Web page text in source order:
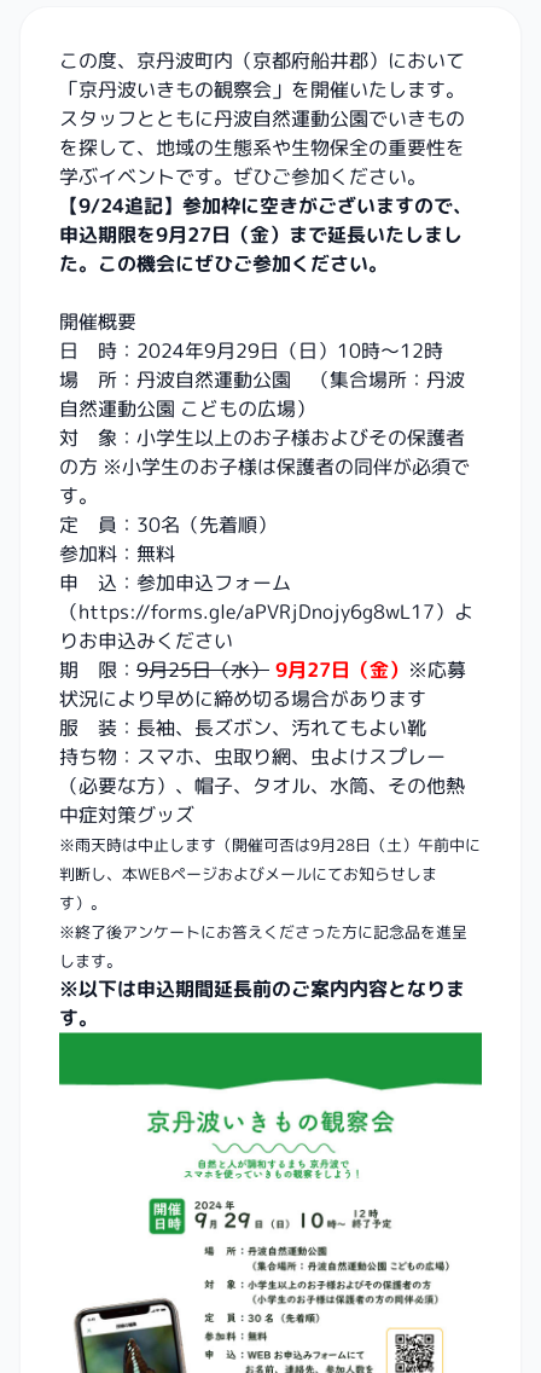
この度、京丹波町内（京都府船井郡）において
「京丹波いきもの観察会」を開催いたします。
スタッフとともに丹波自然運動公園でいきもの
を探して、地域の生態系や生物保全の重要性を
学ぶイベントです。ぜひご参加ください。
【9/24追記】参加枠に空きがございますので、
申込期限を9月27日（金）まで延長いたしまし
た。この機会にぜひご参加ください。
開催概要
日 時：2024年9月29日（日）10時～12時
場 所：丹波自然運動公園 （集合場所：丹波
自然運動公園 こどもの広場）
対 象：小学生以上のお子様およびその保護者
の方 ※小学生のお子様は保護者の同伴が必須で
す。
定 員：30名（先着順）
参加料：無料
申 込：参加申込フォーム
（https://forms.gle/aPVRjDnojy6g8wL17）よ
りお申込みください
期 限： 9月25日（水） 9月27日（金） ※応募
状況により早めに締め切る場合があります
服 装：長袖、長ズボン、汚れてもよい靴
持ち物：スマホ、虫取り網、虫よけスプレー
（必要な方）、帽子、タオル、水筒、その他熱
中症対策グッズ
※雨天時は中止します（開催可否は9月28日（土）午前中に
判断し、本WEBページおよびメールにてお知らせしま
す）。
※終了後アンケートにお答えくださった方に記念品を進呈
します。
※以下は申込期間延長前のご案内内容となりま
す。